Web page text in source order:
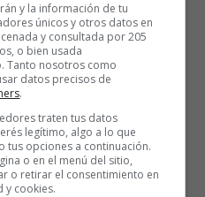
y la información de tu
únicos y otros datos en
y consultada por 205
o bien usada
Tanto nosotros como
datos precisos de
.
traten tus datos
legítimo, algo a lo que
tus opciones a continuación.
o en el menú del sitio,
o retirar el consentimiento en
y cookies.